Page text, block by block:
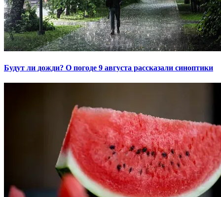
Будут ли дожди? О погоде 9 августа рассказали синоптики